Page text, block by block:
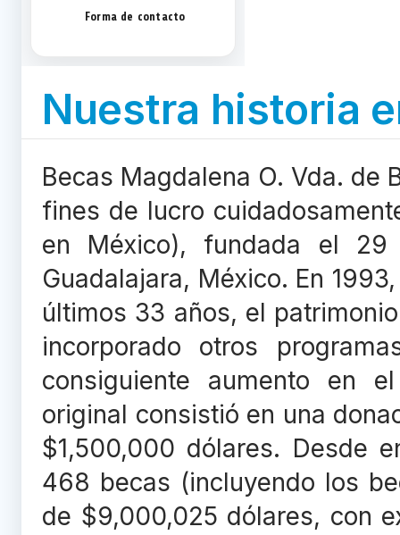
Forma de contacto
Nuestra historia
Becas Magdalena O. Vda. de
fines de lucro
en México), fundada el
Guadalajara, México. En
últimos 33 años, el
incorporado otros
consiguiente aumento en
original consistió en una
$1,500,000 dólares. Desde
468 becas (incluyendo los
de $9,000,025 dólares, con